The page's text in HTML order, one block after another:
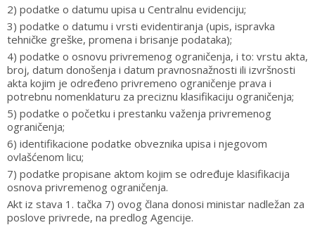
2) podatke o datumu upisa u Centralnu evidenciju;
3) podatke o datumu i vrsti evidentiranja (upis, ispravka
tehničke greške, promena i brisanje podataka);
4) podatke o osnovu privremenog ograničenja, i to: vrstu akta,
broj, datum donošenja i datum pravnosnažnosti ili izvršnosti
akta kojim je određeno privremeno ograničenje prava i
potrebnu nomenklaturu za preciznu klasifikaciju ograničenja;
5) podatke o početku i prestanku važenja privremenog
ograničenja;
6) identifikacione podatke obveznika upisa i njegovom
ovlašćenom licu;
7) podatke propisane aktom kojim se određuje klasifikacija
osnova privremenog ograničenja.
Akt iz stava 1. tačka 7) ovog člana donosi ministar nadležan za
poslove privrede, na predlog Agencije.